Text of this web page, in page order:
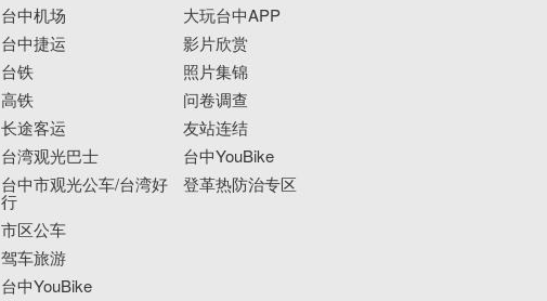
台中机场
台中捷运
台铁
高铁
长途客运
台湾观光巴士
台中市观光公车/台湾好
行
市区公车
驾车旅游
台中YouBike
大玩台中APP
影片欣赏
照片集锦
问卷调查
友站连结
台中YouBike
登革热防治专区